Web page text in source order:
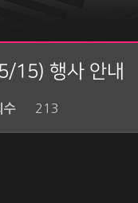
15) 행사 안내
수 213